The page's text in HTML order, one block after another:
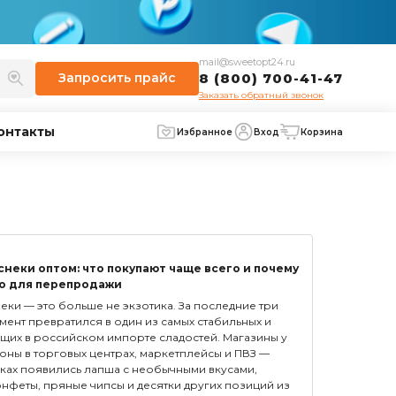
Запросить прайс
mail@sweetopt24.ru
8 (800) 700-41-47
Заказать обратный звонок
Избранное Вход Корзина
оптом: что покупают чаще всего и почему
для перепродажи
— это больше не экзотика. За последние три
превратился в один из самых стабильных и
в российском импорте сладостей. Магазины у
в торговых центрах, маркетплейсы и ПВЗ —
появились лапша с необычными вкусами,
пряные чипсы и десятки других позиций из